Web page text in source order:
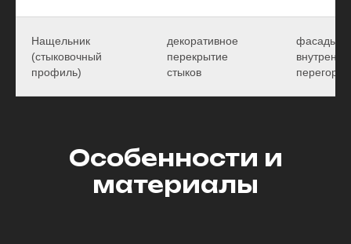
Нащельник
(стыковочный
профиль)
декоративное
перекрытие
стыков
фасады и
Особенности и
материалы